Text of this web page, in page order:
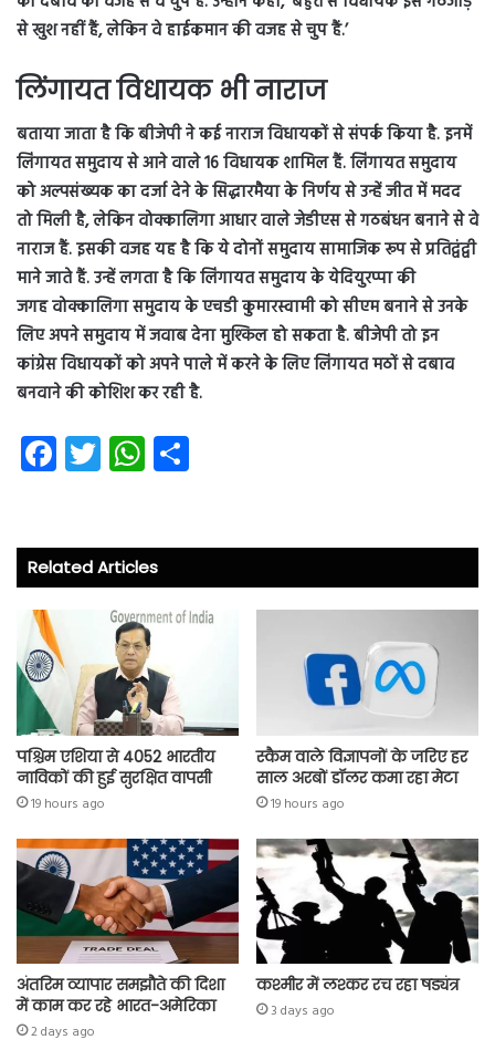
से खुश नहीं हैं, लेकिन वे हाईकमान की वजह से चुप हैं.’
लिंगायत विधायक भी नाराज
बताया जाता है कि बीजेपी ने कई नाराज विधायकों से संपर्क किया है. इनमें
लिंगायत समुदाय से आने वाले 16 विधायक शामिल हैं. लिंगायत समुदाय
को अल्पसंख्यक का दर्जा देने के सिद्धारमैया के निर्णय से उन्हें जीत में मदद
तो मिली है, लेकिन वोक्कालिगा आधार वाले जेडीएस से गठबंधन बनाने से वे
नाराज हैं. इसकी वजह यह है कि ये दोनों समुदाय सामाजिक रूप से प्रतिद्वंद्वी
माने जाते हैं. उन्हें लगता है कि लिंगायत समुदाय के येदियुरप्पा की
जगह वोक्कालिगा समुदाय के एचडी कुमारस्वामी को सीएम बनाने से उनके
लिए अपने समुदाय में जवाब देना मुश्किल हो सकता है. बीजेपी तो इन
कांग्रेस विधायकों को अपने पाले में करने के लिए लिंगायत मठों से दबाव
बनवाने की कोशिश कर रही है.
Fa
ce
o
ok
T
wi
er
W
ha
A
p
p
Related Articles
पश्चिम एशिया से 4052 भारतीय
नाविकों की हुई सुरक्षित वापसी
19 hours ago
स्कैम वाले विज्ञापनों के जरिए हर
साल अरबों डॉलर कमा रहा मेटा
19 hours ago
अंतरिम व्यापार समझौते की दिशा
में काम कर रहे भारत-अमेरिका
2 days ago
कश्मीर में लश्कर रच रहा षड्यंत्र
3 days ago